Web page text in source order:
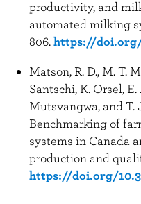
productivity, and
automated milking
806.https://doi.org/
Matson, R. D., M. T.
Santschi, K. Orsel, E.
Mutsvangwa, and T.
Benchmarking of
systems in Canada
production and
https://doi.org/